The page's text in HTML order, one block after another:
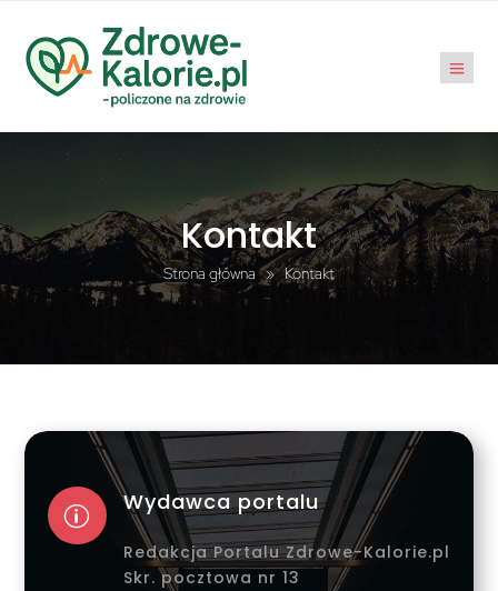
Kontakt
Strona główna »Kontakt
p Wydawca portalu
Redakcja Portalu Zdrowe-Kalorie.pl
Skr. pocztowa nr 13